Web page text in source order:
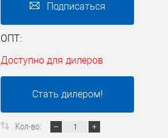
Подписаться
ОПТ:
Доступно для дилеров
Стать дилером!
Кол-во: